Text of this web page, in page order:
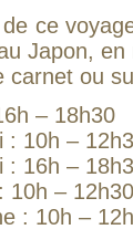
de ce
Japon, en
carnet ou
– 18h30
: 10h –
: 16h –
10h –
: 10h –